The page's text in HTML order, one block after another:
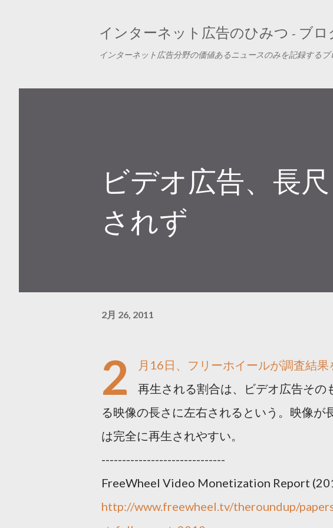
インターネット広告のひみつ - ブロ
インターネット広告分野の価値あるニュースのみを記録する
ビデオ広告、長
されず
2月 26, 2011
2
月16日、フリーホイールが調査結
再生される割合は、ビデオ広告そ
る映像の長さに左右されるという。映像
は完全に再生されやすい。
------------------------------
FreeWheel Video Monetization Report
http://www.freewheel.tv/theroundup/